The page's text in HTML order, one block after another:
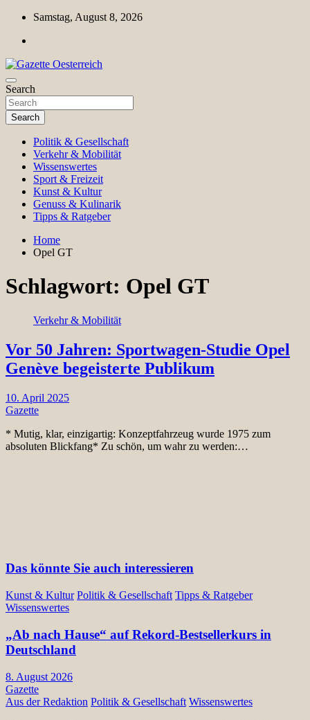
Skip
content
Samstag, August 8, 2026
Gazette Oesterreich
Magazin für Freizeit, Politik, Kultur & Wissenschaft
Search
Search
Politik & Gesellschaft
Verkehr & Mobilität
Wissenswertes
Sport & Freizeit
Kunst & Kultur
Genuss & Kulinarik
Tipps & Ratgeber
Home
Opel GT
Schlagwort: Opel GT
Verkehr & Mobilität
Vor 50 Jahren: Sportwagen-Studie Opel
Genève begeisterte Publikum
10. April 2025
Gazette
* Mutig, klar, einzigartig: Konzeptfahrzeug wurde 1975 zum
absoluten Blickfang* Zu schön, um wahr zu werden:…
Das könnte Sie auch interessieren
Kunst & Kultur Politik & Gesellschaft Tipps & Ratgeber
Wissenswertes
„Ab nach Hause“ auf Rekord-Bestsellerkurs in
Deutschland
8. August 2026
Gazette
Aus der Redaktion Politik & Gesellschaft Wissenswertes